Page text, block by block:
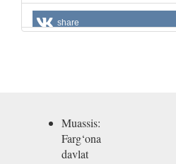
share
Muassis:
Farg‘ona
davlat